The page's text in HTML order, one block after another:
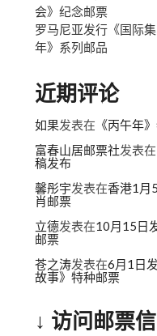
会》纪念邮票
罗马尼亚发行《国际
年》系列邮品
近期评论
如果发表在 《丙午年
富春山居邮票社发表在
稿发布
馨彤宇发表在香港1月
肖邮票
立德发表在10月15日
邮票
苍之涛发表在6月1日
故事》特种邮票
↓ 访问邮票